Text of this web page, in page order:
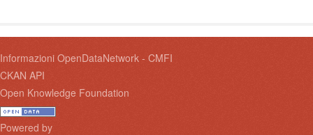
Informazioni OpenDataNetwork - CMFI
CKAN API
Open Knowledge Foundation
Powered by